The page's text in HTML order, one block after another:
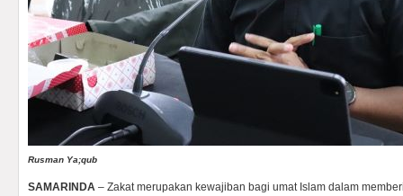
Rusman Ya;qub
SAMARINDA – Zakat merupakan kewajiban bagi umat Islam dalam